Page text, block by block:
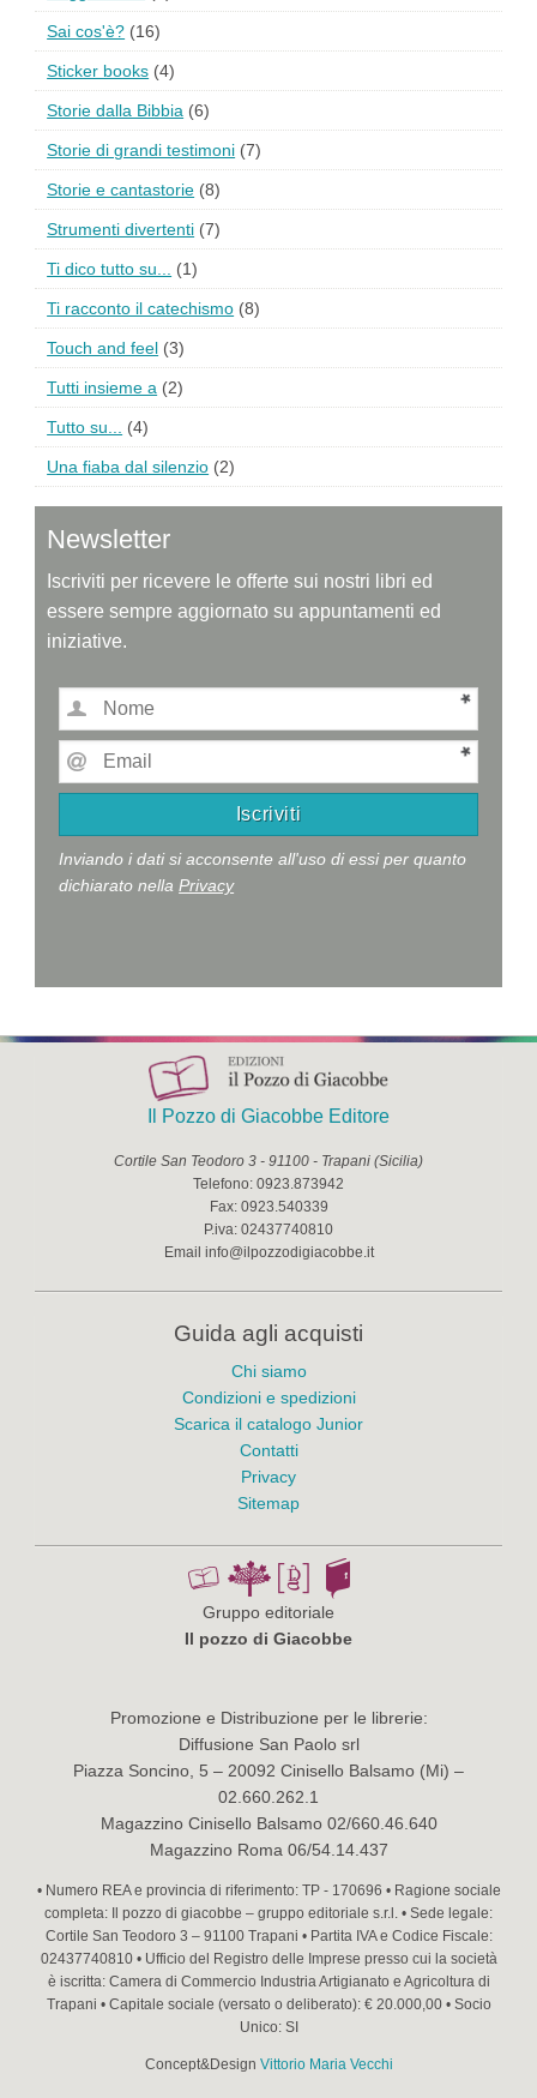
Sai cos'è? (16)
Sticker books (4)
Storie dalla Bibbia (6)
Storie di grandi testimoni (7)
Storie e cantastorie (8)
Strumenti divertenti (7)
Ti dico tutto su... (1)
Ti racconto il catechismo (8)
Touch and feel (3)
Tutti insieme a (2)
Tutto su... (4)
Una fiaba dal silenzio (2)
Newsletter
Iscriviti per ricevere le offerte sui nostri libri ed
essere sempre aggiornato su appuntamenti ed
iniziative.
Inviando i dati si acconsente all'uso di essi per quanto
dichiarato nellaPrivacy
Il Pozzo di Giacobbe Editore
Cortile San Teodoro 3 - 91100 - Trapani (Sicilia)
Telefono: 0923.873942
Fax: 0923.540339
P.iva: 02437740810
Email info@ilpozzodigiacobbe.it
Guida agli acquisti
Chi siamo
Condizioni e spedizioni
Scarica il catalogo Junior
Contatti
Privacy
Sitemap
Gruppo editoriale
Il pozzo di Giacobbe
Promozione e Distribuzione per le librerie:
Diffusione San Paolo srl
Piazza Soncino, 5 – 20092 Cinisello Balsamo (Mi) –
02.660.262.1
Magazzino Cinisello Balsamo 02/660.46.640
Magazzino Roma 06/54.14.437
• Numero REA e provincia di riferimento: TP - 170696 • Ragione sociale
completa: Il pozzo di giacobbe – gruppo editoriale s.r.l. • Sede legale:
Cortile San Teodoro 3 – 91100 Trapani • Partita IVA e Codice Fiscale:
02437740810 • Ufficio del Registro delle Imprese presso cui la società
è iscritta: Camera di Commercio Industria Artigianato e Agricoltura di
Trapani • Capitale sociale (versato o deliberato): € 20.000,00 • Socio
Unico: SI
Concept&Design Vittorio Maria Vecchi